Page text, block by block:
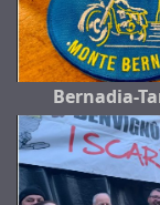
Bernadia-